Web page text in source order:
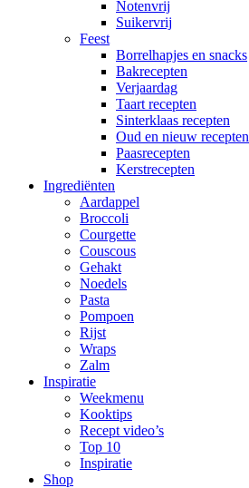
Notenvrij
Suikervrij
Feest
Borrelhapjes en snacks
Bakrecepten
Verjaardag
Taart recepten
Sinterklaas recepten
Oud en nieuw recepten
Paasrecepten
Kerstrecepten
Ingrediënten
Aardappel
Broccoli
Courgette
Couscous
Gehakt
Noedels
Pasta
Pompoen
Rijst
Wraps
Zalm
Inspiratie
Weekmenu
Kooktips
Recept video’s
Top 10
Inspiratie
Shop